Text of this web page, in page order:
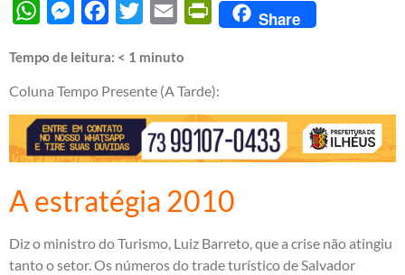
WhatsAppMessengerFacebook
Twitter Email PrintFriendly
Share
Tempo de leitura: < 1 minuto
Coluna Tempo Presente (A Tarde):
A estratégia 2010
Diz o ministro do Turismo, Luiz Barreto, que a crise não atingiu
tanto o setor. Os números do trade turístico de Salvador